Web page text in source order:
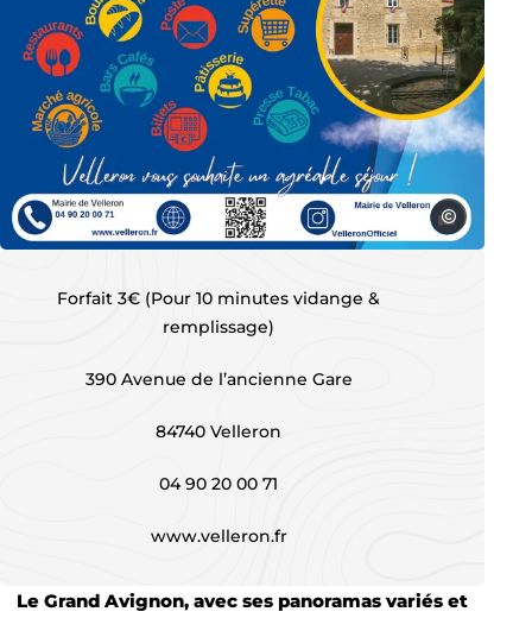
Aires de services pour camping-car, © velleron
velleron
Forfait 3€ (Pour 10 minutes vidange &
remplissage)
390 Avenue de l’ancienne Gare
84740 Velleron
04 90 20 00 71
www.velleron.fr
Le Grand Avignon, avec ses panoramas variés et